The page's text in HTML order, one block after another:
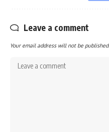
Leave a comment
Your email address will not be published.